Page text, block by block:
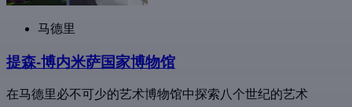
马德里
提森-博内米萨国家博物馆
在马德里必不可少的艺术博物馆中探索八个世纪的艺术